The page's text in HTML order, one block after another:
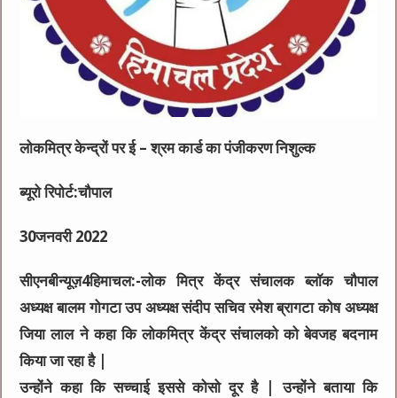
लोकमित्र केन्द्रों पर ई – श्रम कार्ड का पंजीकरण निशुल्क
ब्यूरो रिपोर्ट:चौपाल
30जनवरी 2022
सीएनबीन्यूज़4हिमाचल:-लोक मित्र केंद्र संचालक ब्लॉक चौपाल
अध्यक्ष बालम गोगटा उप अध्यक्ष संदीप सचिव रमेश ब्रागटा कोष अध्यक्ष
जिया लाल ने कहा कि लोकमित्र केंद्र संचालको को बेवजह बदनाम
किया जा रहा है |
उन्होंने कहा कि सच्चाई इससे कोसो दूर है | उन्होंने बताया कि